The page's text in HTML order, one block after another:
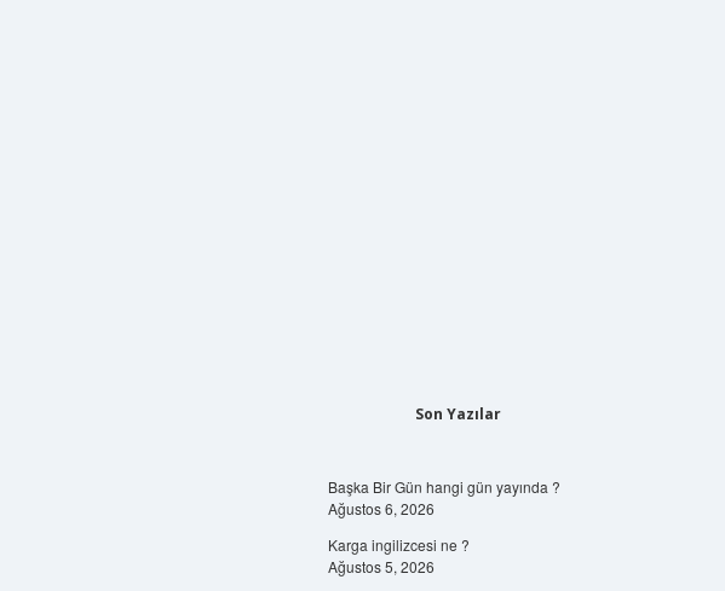
Son Yazılar
Başka Bir Gün hangi gün yayında ?
Ağustos 6, 2026
Karga ingilizcesi ne ?
Ağustos 5, 2026